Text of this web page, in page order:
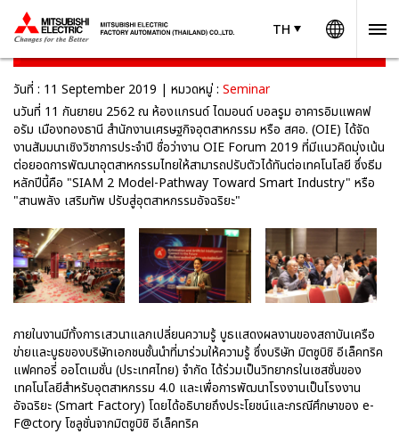
Thailand TH
TH
OIE Forum 2019
วันที่ : 11 September 2019 | หมวดหมู่ : Seminar
นวันที่ 11 กันยายน 2562 ณ ห้องแกรนด์ ไดมอนด์ บอลรูม อาคารอิมแพคฟ
อรัม เมืองทองธานี สำนักงานเศรษฐกิจอุตสาหกรรม หรือ สศอ. (OIE) ได้จัด
งานสัมมนาเชิงวิชาการประจำปี ชื่อว่างาน OIE Forum 2019 ที่มีแนวคิดมุ่งเน้น
ต่อยอดการพัฒนาอุตสาหกรรมไทยให้สามารถปรับตัวได้ทันต่อเทคโนโลยี ซึ่งธีม
หลักปีนี้คือ "SIAM 2 Model-Pathway Toward Smart Industry" หรือ
"สานพลัง เสริมทัพ ปรับสู่อุตสาหกรรมอัจฉริยะ"
ภายในงานมีทั้งการเสวนาแลกเปลี่ยนความรู้ บูธแสดงผลงานของสถาบันเครือ
ข่ายและบูธของบริษัทเอกชนชั้นนำที่มาร่วมให้ความรู้ ซึ่งบริษัท มิตซูบิชิ อีเล็คทริค
แฟคทอรี่ ออโตเมชั่น (ประเทศไทย) จำกัด ได้ร่วมเป็นวิทยากรในเซสชั่นของ
เทคโนโลยีสำหรับอุตสาหกรรม 4.0 และเพื่อการพัฒนาโรงงานเป็นโรงงาน
อัจฉริยะ (Smart Factory) โดยได้อธิบายถึงประโยชน์และกรณีศึกษาของ e-
F@ctory โซลูชั่นจากมิตซูบิชิ อีเล็คทริค